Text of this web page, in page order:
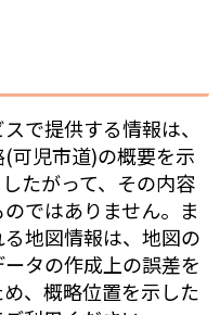
で提供する情報は、
可児市道)の概要を示
たがって、その内容
ではありません。ま
地図情報は、地図の
タの作成上の誤差を
、概略位置を示した